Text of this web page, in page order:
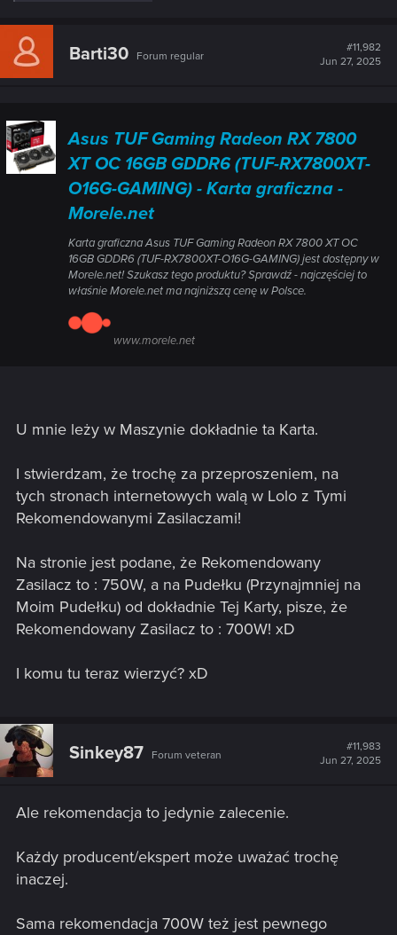
c
i
Barti30 Forum regular
#11,982
Jun 27, 2025
Asus TUF Gaming Radeon RX 7800
XT OC 16GB GDDR6 (TUF-RX7800XT-
O16G-GAMING) - Karta graficzna -
Morele.net
Karta graficzna Asus TUF Gaming Radeon RX 7800 XT OC
16GB GDDR6 (TUF-RX7800XT-O16G-GAMING) jest dostępny w
Morele.net! Szukasz tego produktu? Sprawdź - najczęściej to
właśnie Morele.net ma najniższą cenę w Polsce.
www.morele.net
U mnie leży w Maszynie dokładnie ta Karta.
I stwierdzam, że trochę za przeproszeniem, na
tych stronach internetowych walą w Lolo z Tymi
Rekomendowanymi Zasilaczami!
Na stronie jest podane, że Rekomendowany
Zasilacz to : 750W, a na Pudełku (Przynajmniej na
Moim Pudełku) od dokładnie Tej Karty, pisze, że
Rekomendowany Zasilacz to : 700W! xD
I komu tu teraz wierzyć? xD
Sinkey87 Forum veteran
#11,983
Jun 27, 2025
Ale rekomendacja to jedynie zalecenie.
Każdy producent/ekspert może uważać trochę
inaczej.
Sama rekomendacja 700W też jest pewnego